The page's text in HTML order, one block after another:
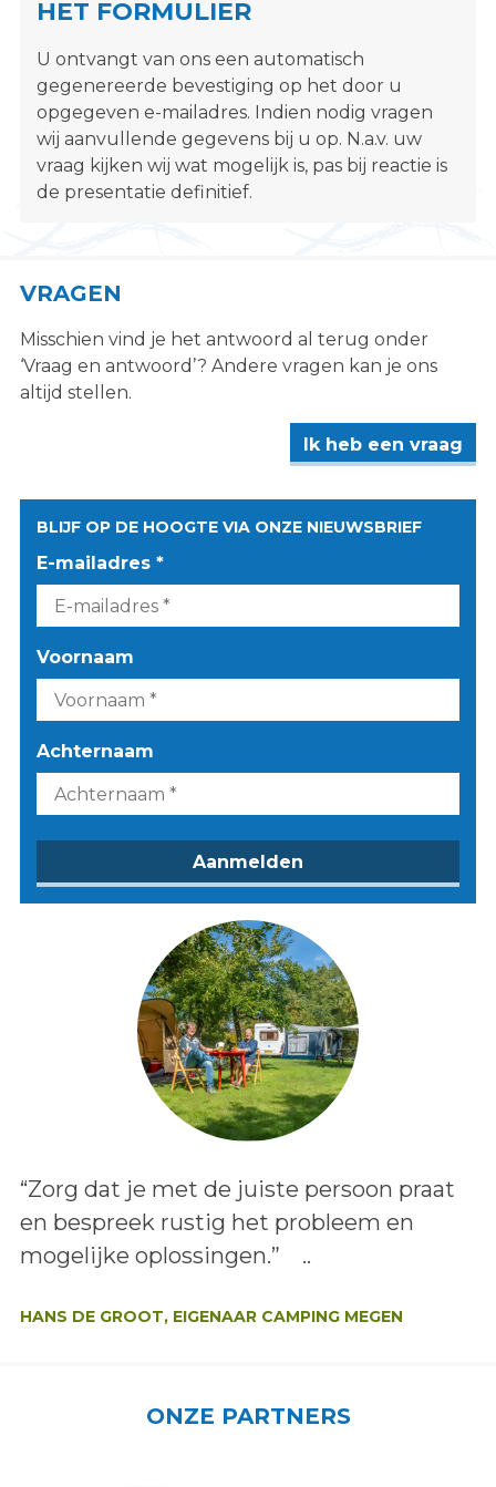
HET FORMULIER
U ontvangt van ons een automatisch
gegenereerde bevestiging op het door u
opgegeven e-mailadres. Indien nodig vragen
wij aanvullende gegevens bij u op. N.a.v. uw
vraag kijken wij wat mogelijk is, pas bij reactie is
de presentatie definitief.
VRAGEN
Misschien vind je het antwoord al terug onder
‘Vraag en antwoord’? Andere vragen kan je ons
altijd stellen.
Ik heb een vraag
BLIJF OP DE HOOGTE VIA ONZE NIEUWSBRIEF
E-mailadres *
Voornaam
Achternaam
Lees het bericht:
“Zorg dat je met de juiste persoon praat
en bespreek rustig het probleem en
mogelijke oplossingen.” ..
HANS DE GROOT, EIGENAAR CAMPING MEGEN
ONZE PARTNERS